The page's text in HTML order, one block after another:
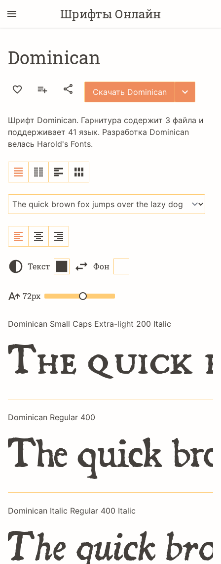
Шрифты Онлайн
Dominican
Скачать Dominican
Шрифт Dominican. Гарнитура содержит 3 файла и
поддерживает 41 язык. Разработка Dominican
велась Harold's Fonts.
Текст Фон
72px
Dominican Small Caps Extra-light 200 Italic
The quick
Dominican Regular 400
The quick
Dominican Italic Regular 400 Italic
The quick